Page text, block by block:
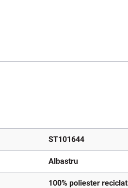
ST101644
Albastru
100% poliester reciclat